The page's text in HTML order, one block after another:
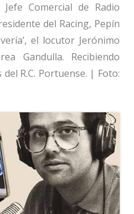
Comercial de Radio
del Racing, Pepín
el locutor Jerónimo
Gandulla. Recibiendo
R.C. Portuense. | Foto: